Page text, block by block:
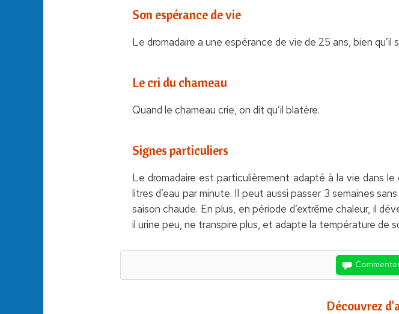
Son espérance de vie
Le dromadaire a une espérance de vie de 25 ans, bien qu’il
Le cri du chameau
Quand le chameau crie, on dit qu’il blatère.
Signes particuliers
Le dromadaire est particulièrement adapté à la vie dans
litres d’eau par minute. Il peut aussi passer 3 semaines
saison chaude. En plus, en période d’extrême chaleur, il
il urine peu, ne transpire plus, et adapte la température de
Découvrez